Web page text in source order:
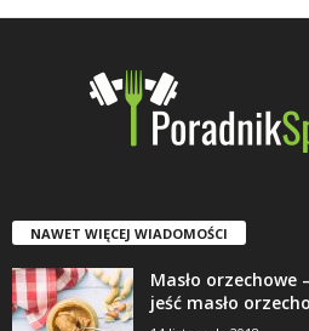
NAWET WIĘCEJ WIADOMOŚCI
Masło orzechowe
jeść masło